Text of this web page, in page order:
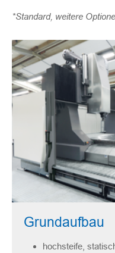
*Standard, weitere
Grundaufbau
hochsteife,